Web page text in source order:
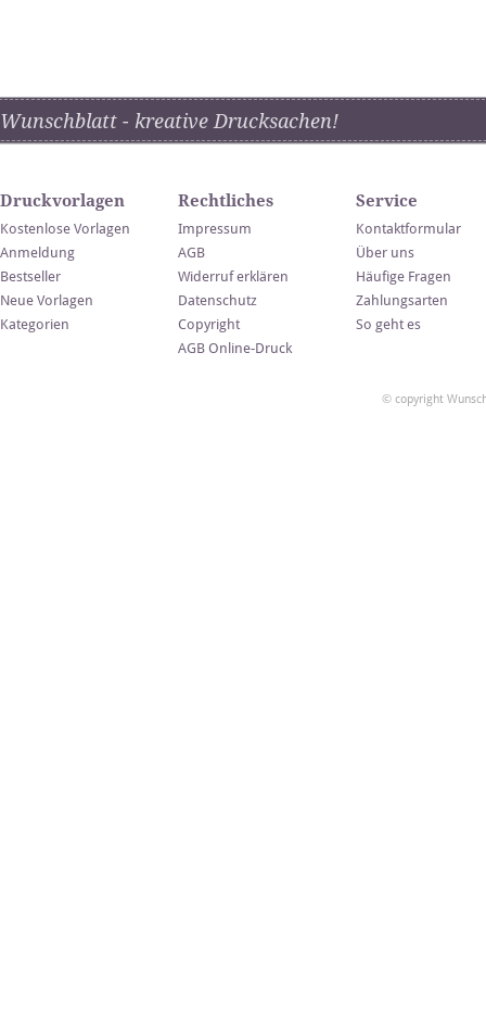
Wunschblatt - kreative Drucksachen!
Druckvorlagen
Kostenlose Vorlagen
Anmeldung
Bestseller
Neue Vorlagen
Kategorien
Rechtliches
Impressum
AGB
Widerruf erklären
Datenschutz
Copyright
AGB Online-Druck
Service
Kontaktformular
Über uns
Häufige Fragen
Zahlungsarten
So geht es
© copyright